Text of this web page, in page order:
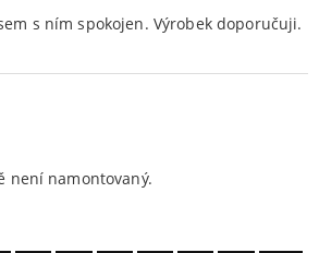
s ním spokojen. Výrobek doporučuji.
není namontovaný.